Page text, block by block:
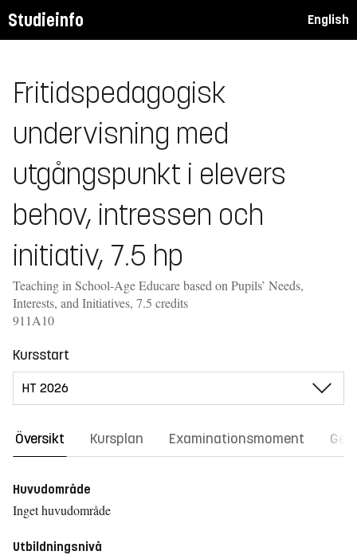
Studieinfo English
Fritidspedagogisk
undervisning med
utgångspunkt i elevers
behov, intressen och
initiativ, 7.5 hp
Teaching in School-Age Educare based on Pupils’ Needs,
Interests, and Initiatives, 7.5 credits
911A10
Kursstart
Översikt Kursplan Examinationsmoment
Huvudområde
Inget huvudområde
Utbildningsnivå